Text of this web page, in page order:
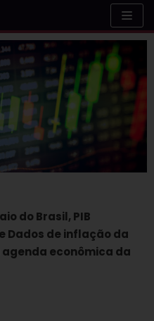
do Brasil, PIB
Dados de inflação da
econômica da